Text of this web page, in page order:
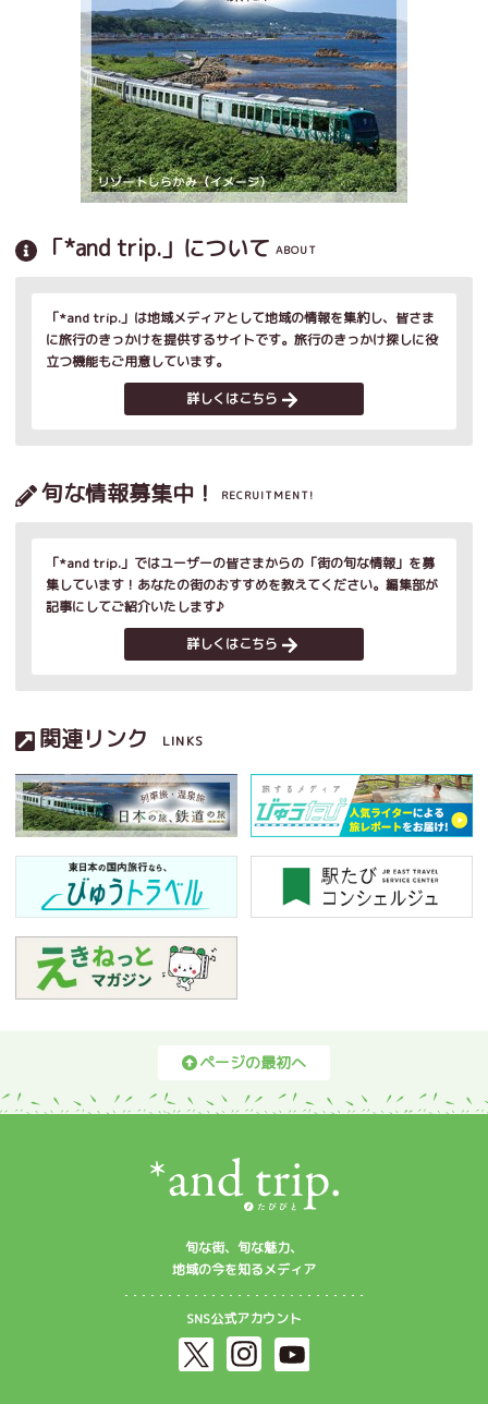
「*and trip.」について ABOUT
「*and trip.」は地域メディアとして地域の情報を集約し、皆さま
に旅行のきっかけを提供するサイトです。旅行のきっかけ探しに役
立つ機能もご用意しています。
詳しくはこちら
旬な情報募集中！ RECRUITMENT!
「*and trip.」ではユーザーの皆さまからの「街の旬な情報」を募
集しています！あなたの街のおすすめを教えてください。編集部が
記事にしてご紹介いたします♪
詳しくはこちら
関連リンク LINKS
ページの最初へ
旬な街、旬な魅力、
地域の今を知るメディア
SNS公式アカウント